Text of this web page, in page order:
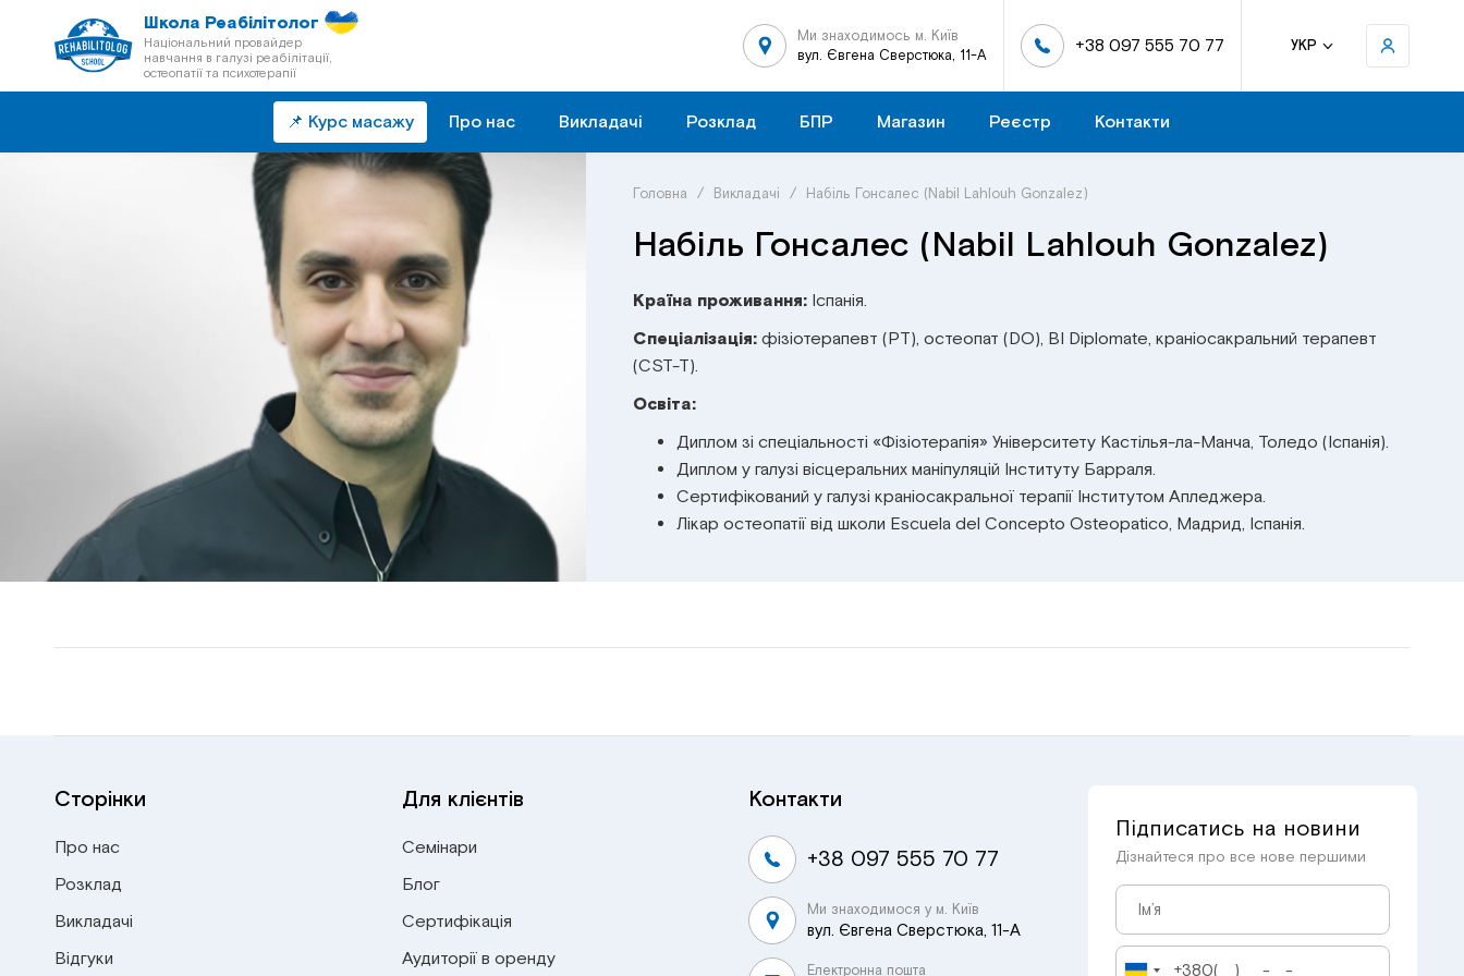
Школа Реабілітолог
Національний провайдер
навчання в галузі реабілітації,
остеопатії та психотерапії
Ми знаходимось м. Київ
вул. Євгена Сверстюка, 11-А
+38 097 555 70 77 УКР
📌 Курс масажу Про нас Викладачі Розклад БПР Магазин Реєстр Контакти
Головна / Викладачі / Набіль Гонсалес (Nabil Lahlouh Gonzalez)
Набіль Гонсалес (Nabil Lahlouh Gonzalez)
Країна проживання:Іспанія.
Спеціалізація:фізіотерапевт (PT), остеопат (DO), BI Diplomate, краніосакральний терапевт
(CST-T).
Освіта:
Диплом зі спеціальності «Фізіотерапія» Університету Кастілья-ла-Манча, Толедо (Іспанія).
Диплом у галузі вісцеральних маніпуляцій Інституту Барраля.
Сертифікований у галузі краніосакральної терапії Інститутом Апледжера.
Лікар остеопатії від школи Escuela del Concepto Osteopatico, Мадрид, Іспанія.
Сторінки
Про нас
Розклад
Викладачі
Відгуки
Для клієнтів
Семінари
Блог
Сертифікація
Аудиторії в оренду
Контакти
+38 097 555 70 77
Ми знаходимося у м. Київ
вул. Євгена Сверстюка, 11-А
Електронна пошта
Підписатись на новини
Дізнайтеся про все нове першими